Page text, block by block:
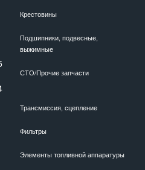
Крестовины
Подшипники, подвесные,
выжимные
СТО/Прочие запчасти
Трансмиссия, сцепление
Фильтры
Элементы топливной аппаратуры